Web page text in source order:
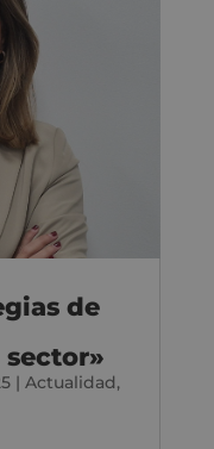
de
| Actualidad,